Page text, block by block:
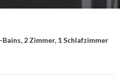
2 Zimmer, 1 Schlafzimmer